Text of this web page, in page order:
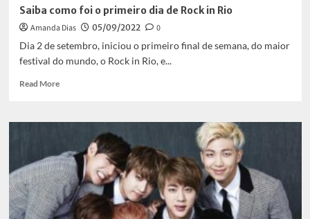
Saiba como foi o primeiro dia de Rock in Rio
Amanda Dias 05/09/2022
0
Dia 2 de setembro, iniciou o primeiro final de semana, do maior
festival do mundo, o Rock in Rio, e...
Read MoreRead
Saiba
o
primeiro
dia
de
Rock